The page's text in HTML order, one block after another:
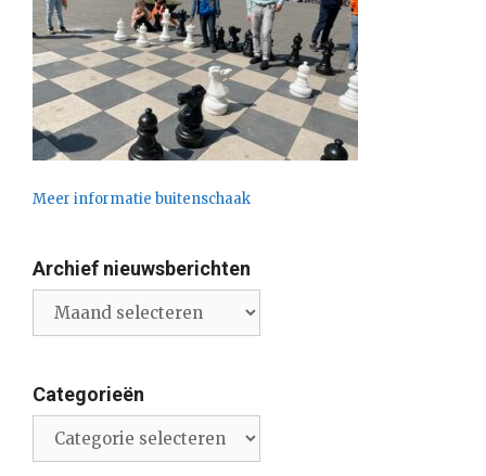
Meer informatie buitenschaak
Archief nieuwsberichten
nieuwsberichten
Categorieën